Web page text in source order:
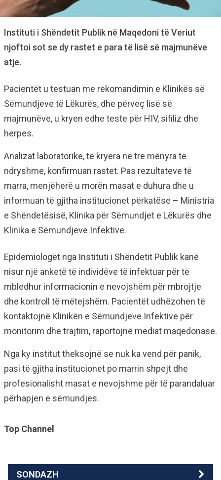
Instituti i Shëndetit Publik në Maqedoni të Veriut
njoftoi sot se dy rastet e para të lisë së majmunëve
atje.
Pacientët u testuan me rekomandimin e Klinikës së
Sëmundjeve të Lëkurës, dhe përveç lisë së
majmunëve, u kryen edhe teste për HIV, sifiliz dhe
herpes.
Analizat laboratorike, të kryera në tre mënyra të
ndryshme, konfirmuan rastet. Pas rezultateve të
marra, menjëherë u morën masat e duhura dhe u
informuan të gjitha institucionet përkatëse – Ministria
e Shëndetësisë, Klinika për Sëmundjet e Lëkurës dhe
Klinika e Sëmundjeve Infektive.
Epidemiologët nga Instituti i Shëndetit Publik kanë
nisur një anketë të individëve të infektuar për të
mbledhur informacionin e nevojshëm për mbrojtje
dhe kontroll të mëtejshëm. Pacientët udhëzohen të
kontaktojnë Klinikën e Sëmundjeve Infektive për
monitorim dhe trajtim, raportojnë mediat maqedonase.
Nga ky institut theksojnë se nuk ka vend për panik,
pasi të gjitha institucionet po marrin shpejt dhe
profesionalisht masat e nevojshme për të parandaluar
përhapjen e sëmundjes.
Top Channel
SONDAZH